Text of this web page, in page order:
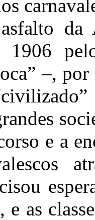
da
1906
–,
e a
e as